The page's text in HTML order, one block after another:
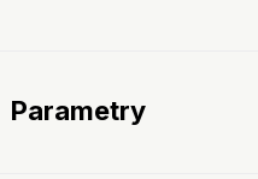
Parametry